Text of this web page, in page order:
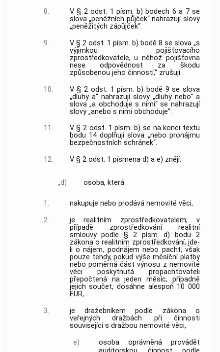
8.
V § 2 odst. 1 písm. b) bodech 6 a 7 se
slova „peněžních půjček“ nahrazují slovy
„peněžitých zápůjček“.
9.
V § 2 odst. 1 písm. b) bodě 8 se slova „s
výjimkou pojišťovacího
zprostředkovatele, u něhož pojišťovna
nese odpovědnost za škodu
způsobenou jeho činností,“ zrušují.
10.
V § 2 odst. 1 písm. b) bodě 9 se slova
„dluhy a“ nahrazují slovy „dluhy nebo“ a
slova „a obchoduje s nimi“ se nahrazují
slovy „anebo s nimi obchoduje“.
11.
V § 2 odst. 1 písm. b) se na konci textu
bodu 14 doplňují slova „nebo pronájmu
bezpečnostních schránek“.
12.
V § 2 odst. 1 písmena d) a e) znějí:
„d) osoba, která
1.
nakupuje nebo prodává nemovité věci,
2.
je realitním zprostředkovatelem; v
případě zprostředkování realitní
smlouvy podle § 2 písm. d) bodu 2
zákona o realitním zprostředkování, jde-
li o nájem, podnájem nebo pacht, však
pouze tehdy, pokud výše měsíční platby
nebo poměrná část výnosu z nemovité
věci poskytnutá propachtovateli
přepočtená na jeden měsíc, případně
jejich součet, dosáhne alespoň 10 000
EUR,
3.
je dražebníkem podle zákona o
veřejných dražbách při činnosti
související s dražbou nemovité věci,
e)
osoba oprávněná provádět